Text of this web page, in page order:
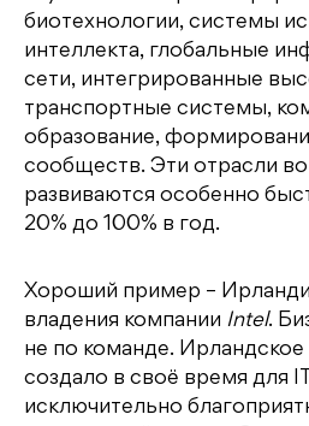
биотехнологии, системы
интеллекта, глобальные
сети, интегрированные
транспортные системы,
образование,
сообществ. Эти отрасли во
развиваются особенно
20% до 100% в год.
Хороший пример –
владения компании Intel.
не по команде. Ирландское
создало в своё время для
исключительно